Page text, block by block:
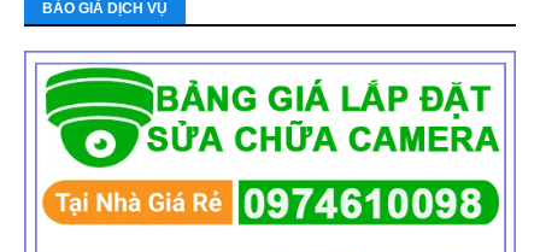
BÁO GIÁ DỊCH VỤ